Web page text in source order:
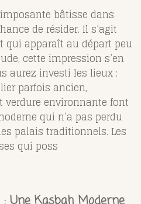
bâtisse dans
de résider. Il s’agit
qui apparaît au départ peu
cette impression s’en
aurez investi les lieux :
parfois ancien,
verdure environnante font
qui n’a pas perdu
palais traditionnels. Les
qui poss